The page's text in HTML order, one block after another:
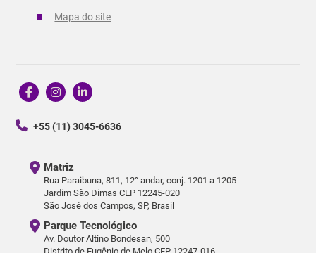
Mapa do site
+55 (11) 3045-6636
Matriz
Rua Paraibuna, 811, 12° andar, conj. 1201 a 1205
Jardim São Dimas CEP 12245-020
São José dos Campos, SP, Brasil
Parque Tecnológico
Av. Doutor Altino Bondesan, 500